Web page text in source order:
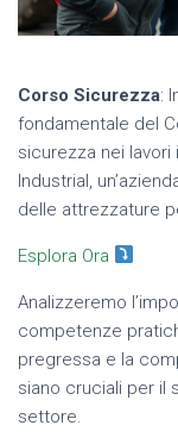
Corso Sicurezza:
fondamentale del
sicurezza nei lavori
Industrial,
delle attrezzature
Esplora Ora
Analizzeremo
competenze
pregressa e la
siano cruciali per il
settore.